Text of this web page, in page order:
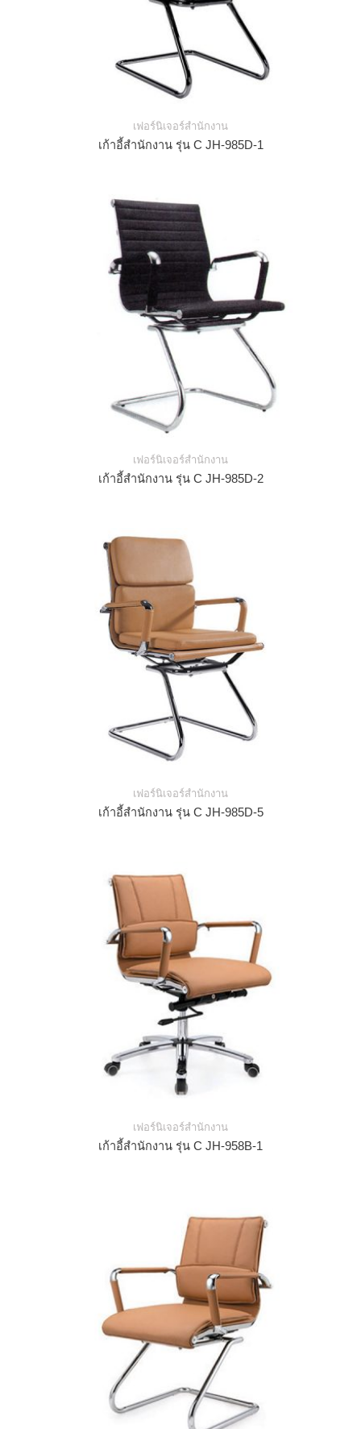
เฟอร์นิเจอร์สำนักงาน
เก้าอี้สำนักงาน รุ่น C JH-985D-1
เฟอร์นิเจอร์สำนักงาน
เก้าอี้สำนักงาน รุ่น C JH-985D-2
เฟอร์นิเจอร์สำนักงาน
เก้าอี้สำนักงาน รุ่น C JH-985D-5
เฟอร์นิเจอร์สำนักงาน
เก้าอี้สำนักงาน รุ่น C JH-958B-1